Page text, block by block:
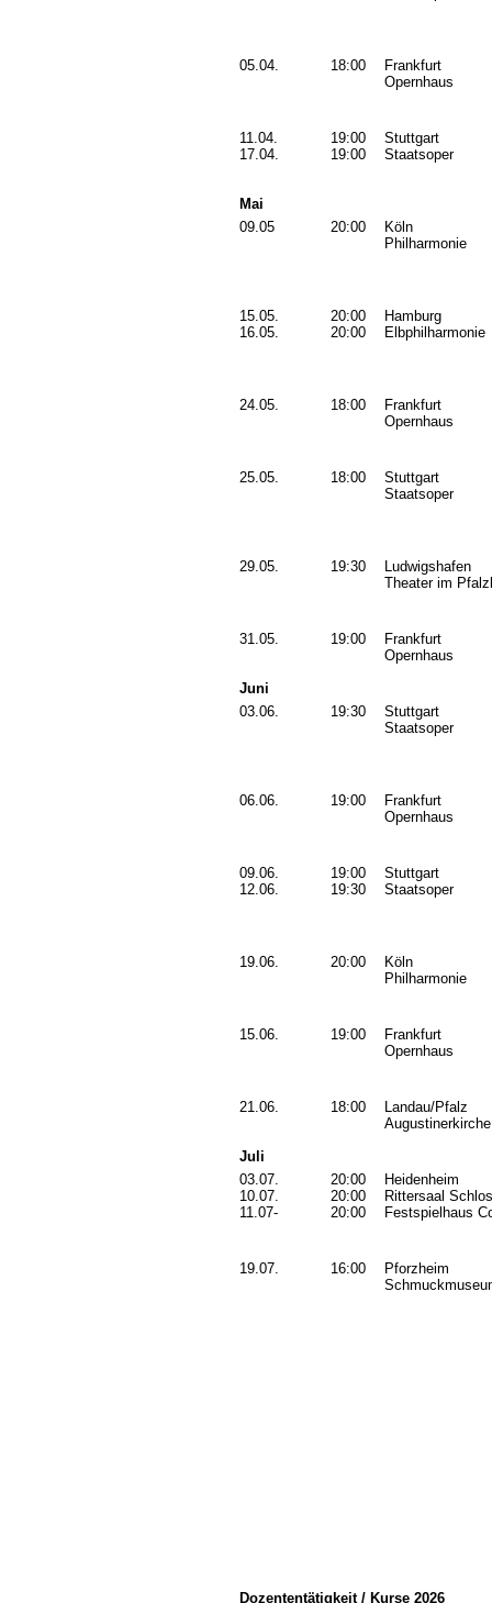
05.04. 18:00
Frankfurt
Opernhaus
11.04.
17.04.
19:00
19:00
Stuttgart
Staatsoper
Mai
09.05
20:00
Köln
Philharmonie
15.05.
16.05.
20:00
20:00
Hamburg
Elbphilharmonie
24.05. 18:00
Frankfurt
Opernhaus
25.05. 18:00
Stuttgart
Staatsoper
29.05. 19:30
Ludwigshafen
Theater im
31.05. 19:00
Frankfurt
Opernhaus
Juni
03.06.
19:30
Stuttgart
Staatsoper
06.06. 19:00
Frankfurt
Opernhaus
09.06.
12.06.
19:00
19:30
Stuttgart
Staatsoper
19.06. 20:00
Köln
Philharmonie
15.06. 19:00
Frankfurt
Opernhaus
21.06. 18:00
Landau/Pfalz
Augustinerkirche
Juli
03.07.
10.07.
11.07-
20:00
20:00
20:00
Heidenheim
Rittersaal
Festspielhaus
19.07. 16:00
Pforzheim
Dozententätigkeit / Kurse 2026